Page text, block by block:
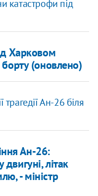
катастрофи під
Харковом
борту (оновлено)
Ан-26 біля
Ан-26:
літак
- міністр